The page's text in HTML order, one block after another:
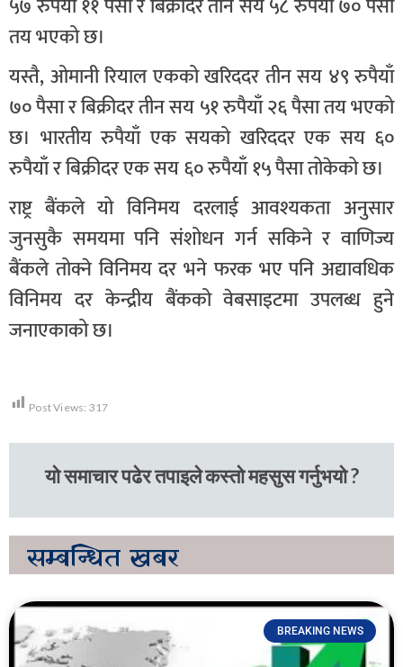
तय भएको छ।
यस्तै, ओमानी रियाल एकको खरिददर तीन सय ४९ रुपैयाँ
७० पैसा र बिक्रीदर तीन सय ५१ रुपैयाँ २६ पैसा तय भएको
छ। भारतीय रुपैयाँ एक सयको खरिददर एक सय ६०
रुपैयाँ र बिक्रीदर एक सय ६० रुपैयाँ १५ पैसा तोकेको छ।
राष्ट्र बैंकले यो विनिमय दरलाई आवश्यकता अनुसार
जुनसुकै समयमा पनि संशोधन गर्न सकिने र वाणिज्य
बैंकले तोक्ने विनिमय दर भने फरक भए पनि अद्यावधिक
विनिमय दर केन्द्रीय बैंकको वेबसाइटमा उपलब्ध हुने
जनाएकाको छ।
Post Views: 317
यो समाचार पढेर तपाइले कस्तो महसुस गर्नुभयो ?
सम्बन्धित खबर
BREAKING NEWS